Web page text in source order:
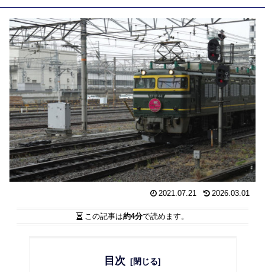
2021.07.21 2026.03.01
この記事は約4分で読めます。
目次